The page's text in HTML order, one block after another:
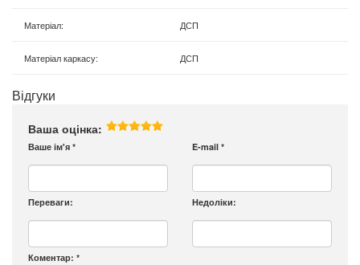
Матеріал: ДСП
Матеріал каркасу: ДСП
Відгуки
Ваша оцінка:
Ваше ім'я * E-mail *
Переваги: Недоліки:
Коментар: *